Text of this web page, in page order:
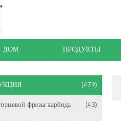
ДОМ ПРОДУКТЫ
(479)
фрезы карбида (43)